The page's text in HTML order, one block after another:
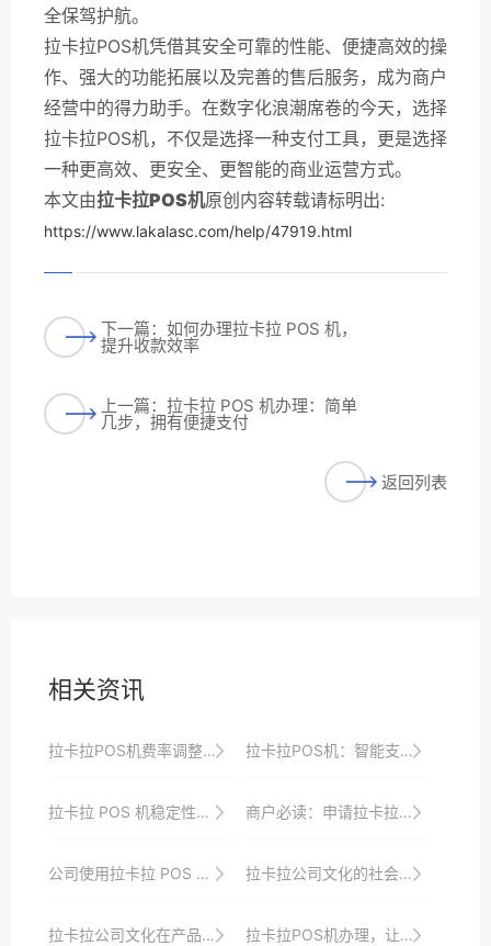
全保驾护航。
拉卡拉POS机凭借其安全可靠的性能、便捷高效的操
作、强大的功能拓展以及完善的售后服务，成为商户
经营中的得力助手。在数字化浪潮席卷的今天，选择
拉卡拉POS机，不仅是选择一种支付工具，更是选择
一种更高效、更安全、更智能的商业运营方式。
本文由拉卡拉POS机原创内容转载请标明出:
https://www.lakalasc.com/help/47919.html
下一篇：如何办理拉卡拉 POS 机，
提升收款效率
上一篇：拉卡拉 POS 机办理：简单
几步，拥有便捷支付
返回列表
相关资讯
拉卡拉POS机费率调整通知，了解最新手续费标准 拉卡拉POS机：智能支付的未来，商业运营的助力
拉卡拉 POS 机稳定性相关类 商户必读：申请拉卡拉POS机所需资料清单
公司使用拉卡拉 POS 机的风险控制与防范 拉卡拉公司文化的社会责任
拉卡拉公司文化在产品服务中的体现 拉卡拉POS机办理，让您的店面更加专业